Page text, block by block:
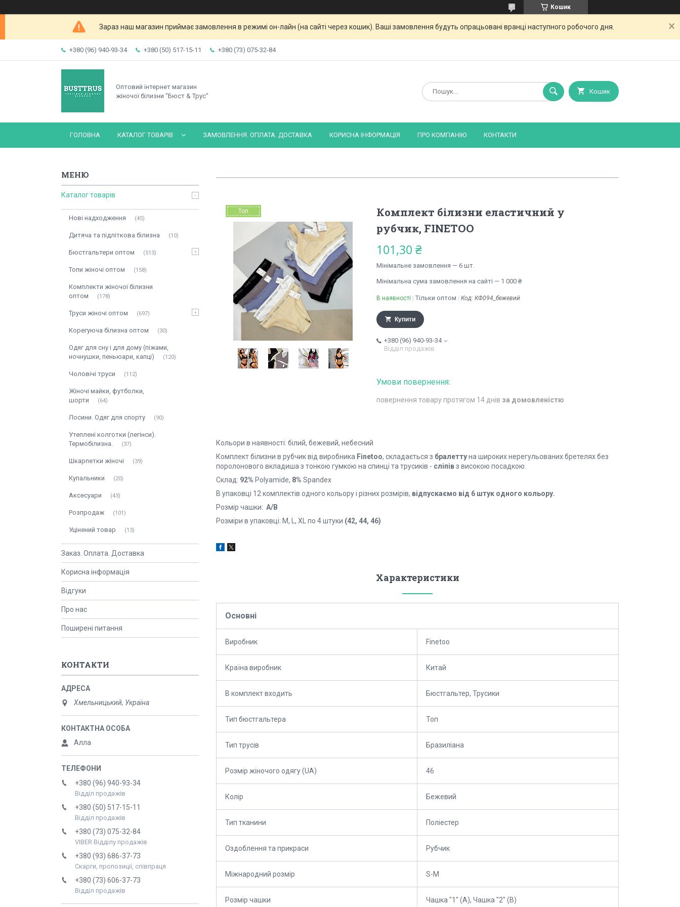
Кошик
Зараз наш магазин приймає замовлення в режимі он-лайн (на сайті через кошик). Ваші замовлення будуть опрацьовані вранці наступного робочого дня.
+380 (96) 940-93-34 +380 (50) 517-15-11 +380 (73) 075-32-84
Оптовий інтернет магазин
жіночої білизни "Бюст & Трус"
Кошик
ГОЛОВНА КАТАЛОГ ТОВАРІВ ЗАМОВЛЕННЯ. ОПЛАТА. ДОСТАВКА КОРИСНА ІНФОРМАЦІЯ ПРО КОМПАНІЮ КОНТАКТИ
Топ
Комплект білизни еластичний у
рубчик, FINETOO
101,30 ₴
Мінімальне замовлення — 6 шт.
Мінімальна сума замовлення на сайті — 1 000 ₴
В наявності Тільки оптом Код: КФ094_бежевий
Купити
+380 (96) 940-93-34
Відділ продажів
повернення товару протягом 14 днів за домовленістю
Кольори в наявності: білий, бежевий, небесний
Комплект білизни в рубчик від виробника Finetoo, складається з бралеттуна широких нерегульованих бретелях без
поролонового вкладиша з тонкою гумкою на спинці та трусиків - сліпівз високою посадкою.
Склад: 92% Polyamide, 8% Spandex
В упаковці 12 комплектів одного кольору і різних розмірів, відпускаємо від 6 штук одного кольору.
Розмір чашки: A/В
Розміри в упаковці: M, L, XL по 4 штуки (42, 44, 46)
Характеристики
Основні
Виробник Finetoo
Країна виробник Китай
В комплект входить Бюстгальтер, Трусики
Тип бюстгальтера Топ
Тип трусів Бразиліана
Розмір жіночого одягу (UA) 46
Колір Бежевий
Тип тканини Поліестер
Оздоблення та прикраси Рубчик
Міжнародний розмір S-M
Розмір чашки Чашка "1" (А), Чашка "2" (В)
Каталог товарів
Нові надходження 45
Дитяча та підліткова білизна 10
Бюстгальтери оптом 513
Топи жіночі оптом 158
Комплекти жіночої білизни
оптом
178
Труси жіночі оптом 697
Корегуюча білизна оптом 30
Одяг для сну і для дому (піжами,
ночнушки, пеньюари, капці)
120
Чоловічі труси 112
Жіночі майки, футболки,
шорти
64
Лосини. Одяг для спорту 90
Утеплені колготки (легінси).
Термобілизна.
37
Шкарпетки жіночі 39
Купальники 20
Аксесуари 43
Розпродаж 101
Уцінений товар 13
Заказ. Оплата. Доставка
Корисна інформація
Відгуки
Про нас
Поширені питання
КОНТАКТИ
Хмельницький, Україна
Алла
+380 (96) 940-93-34
Відділ продажів
+380 (50) 517-15-11
Відділ продажів
+380 (73) 075-32-84
VIBER Відділу продажів
+380 (93) 686-37-73
Скарги, пропозиції, співпраця
+380 (73) 606-37-73
Відділ продажів